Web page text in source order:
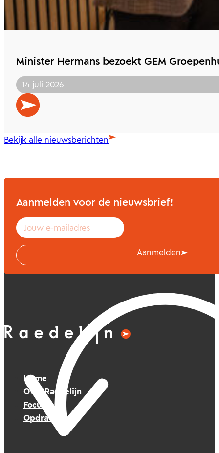
Minister Hermans bezoekt GEM
14 juli 2026
Bekijk alle nieuwsberichten
Aanmelden voor de nieuwsbrief!
Aanmelden
Home
Over Raedelijn
Focus
Opdrachten